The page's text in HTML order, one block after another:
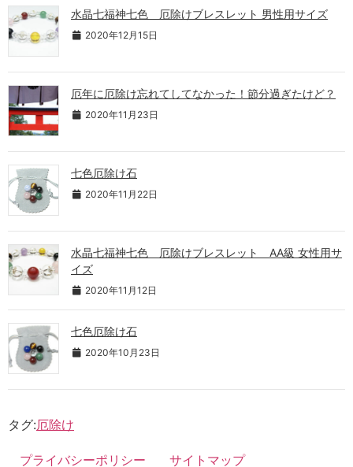
水晶七福神七色 厄除けブレスレット 男性用サイズ
2020年12月15日
厄年に厄除け忘れてしてなかった！節分過ぎたけど？
2020年11月23日
七色厄除け石
2020年11月22日
水晶七福神七色 厄除けブレスレット AA級 女性用サ
イズ
2020年11月12日
七色厄除け石
2020年10月23日
タグ:厄除け
プライバシーポリシー サイトマップ